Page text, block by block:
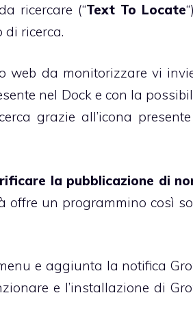
ricercare (“Text To Locate
ricerca.
web da monitorizzare vi
nel Dock e con la
grazie all’icona
la pubblicazione di
offre un programmino così
e aggiunta la notifica
e l’installazione di